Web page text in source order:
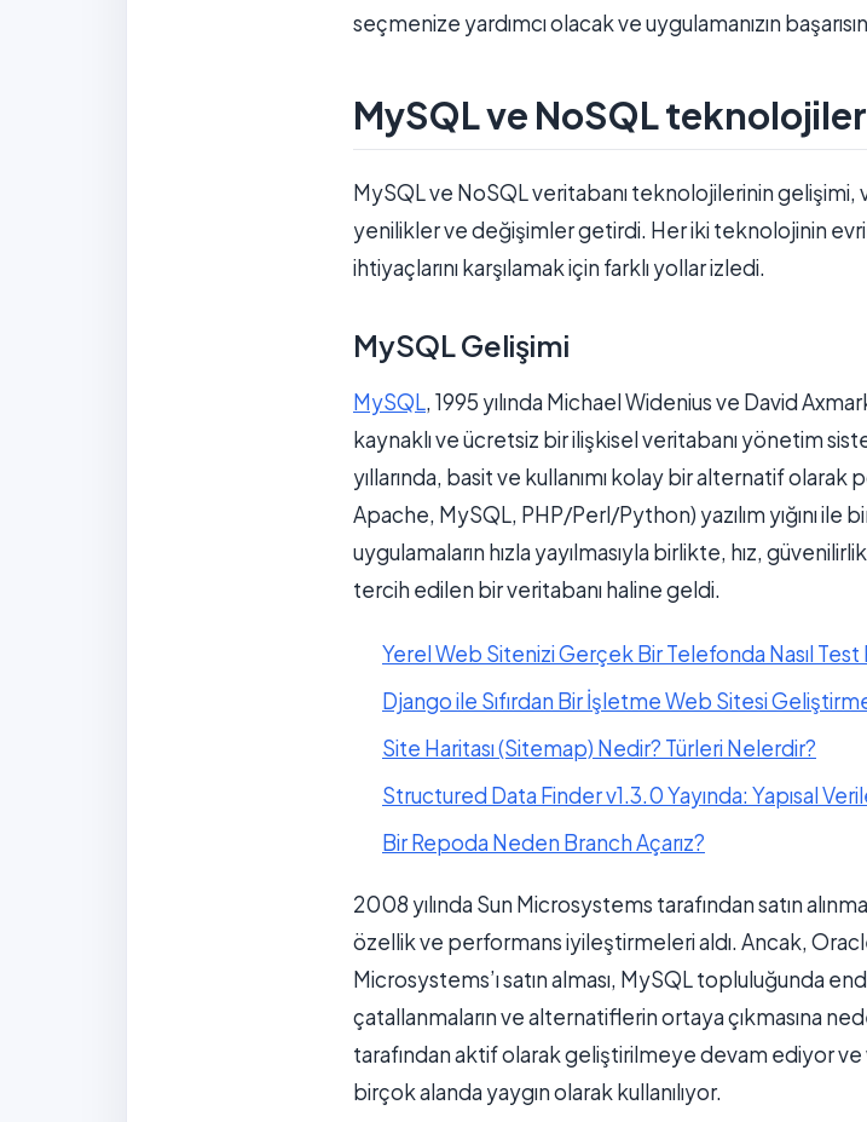
seçmenize yardımcı olacak ve uygulamanızın
MySQL ve NoSQL
MySQL ve NoSQL veritabanı teknolojilerinin
yenilikler ve değişimler getirdi. Her iki teknolojinin
ihtiyaçlarını karşılamak için farklı yollar izledi.
MySQL Gelişimi
MySQL, 1995 yılında Michael Widenius ve David
kaynaklı ve ücretsiz bir ilişkisel veritabanı yönetim
yıllarında, basit ve kullanımı kolay bir alternatif olarak
Apache, MySQL, PHP/Perl/Python) yazılım yığını ile
uygulamaların hızla yayılmasıyla birlikte, hız,
tercih edilen bir veritabanı haline geldi.
Yerel Web Sitenizi Gerçek Bir Telefonda Nasıl Test
Django ile Sıfırdan Bir İşletme Web Sitesi
Site Haritası (Sitemap) Nedir? Türleri Nelerdir?
Structured Data Finder v1.3.0 Yayında: Yapısal
Bir Repoda Neden Branch Açarız?
2008 yılında Sun Microsystems tarafından satın
özellik ve performans iyileştirmeleri aldı. Ancak,
Microsystems’ı satın alması, MySQL topluluğunda
çatallanmaların ve alternatiflerin ortaya çıkmasına
tarafından aktif olarak geliştirilmeye devam ediyor
birçok alanda yaygın olarak kullanılıyor.